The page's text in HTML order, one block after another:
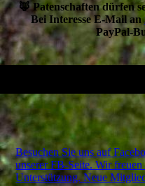
🦊 Patenschaften dürfen
Bei Interesse E-Mail an
PayPal-
Besuchen Sie uns auf
unserer FB-Seite. Wir
Unterstützung. Neue